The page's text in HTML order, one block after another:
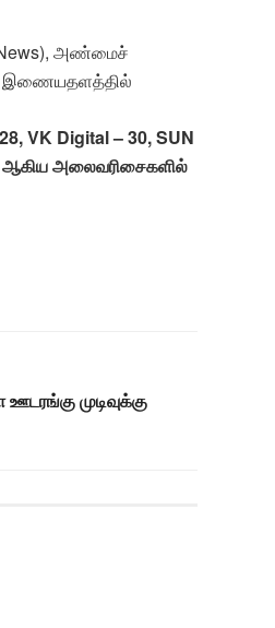
News), அண்மைச்
இணையதளத்தில்
VK Digital – 30, SUN
ஆகிய அலைவரிசைகளில்
முடிவுக்கு